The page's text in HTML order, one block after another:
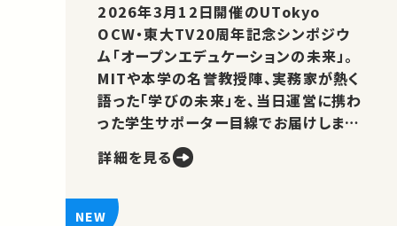
2026年3月12日開催のUTokyo
OCW・東大TV20周年記念シンポジウ
ム「オープンエデュケーションの未来」。
MITや本学の名誉教授陣、実務家が熱く
語った「学びの未来」を、当日運営に携わ
った学生サポーター目線でお届けしま
詳細を見る